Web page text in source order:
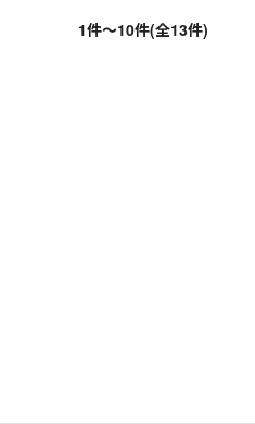
1件～10件(全13件)